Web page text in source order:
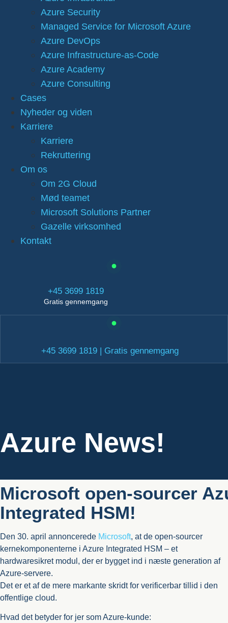
Azure Security
Managed Service for Microsoft Azure
Azure DevOps
Azure Infrastructure-as-Code
Azure Academy
Azure Consulting
Cases
Nyheder og viden
Karriere
Karriere
Rekruttering
Om os
Om 2G Cloud
Mød teamet
Microsoft Solutions Partner
Gazelle virksomhed
Kontakt
+45 3699 1819
Gratis gennemgang
+45 3699 1819 | Gratis gennemgang
Azure News!
Microsoft open-sourcer
Integrated HSM!
Den 30. april annoncerede Microsoft, at de open-sourcer
kernekomponenterne i Azure Integrated HSM – et
hardwaresikret modul, der er bygget ind i næste generation af
Azure-servere.
Det er et af de mere markante skridt for verificerbar tillid i den
offentlige cloud.
Hvad det betyder for jer som Azure-kunde: